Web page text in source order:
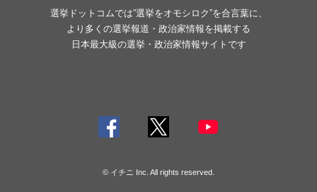
選挙ドットコムでは”選挙をオモシロク”を合言葉に、
より多くの選挙報道・政治家情報を掲載する
日本最大級の選挙・政治家情報サイトです
© イチニ Inc. All rights reserved.